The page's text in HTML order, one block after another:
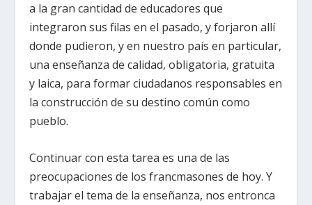
a la gran cantidad de educadores que
integraron sus filas en el pasado, y forjaron allí
donde pudieron, y en nuestro país en particular,
una enseñanza de calidad, obligatoria, gratuita
y laica, para formar ciudadanos responsables en
la construcción de su destino común como
pueblo.
Continuar con esta tarea es una de las
preocupaciones de los francmasones de hoy. Y
trabajar el tema de la enseñanza, nos entronca